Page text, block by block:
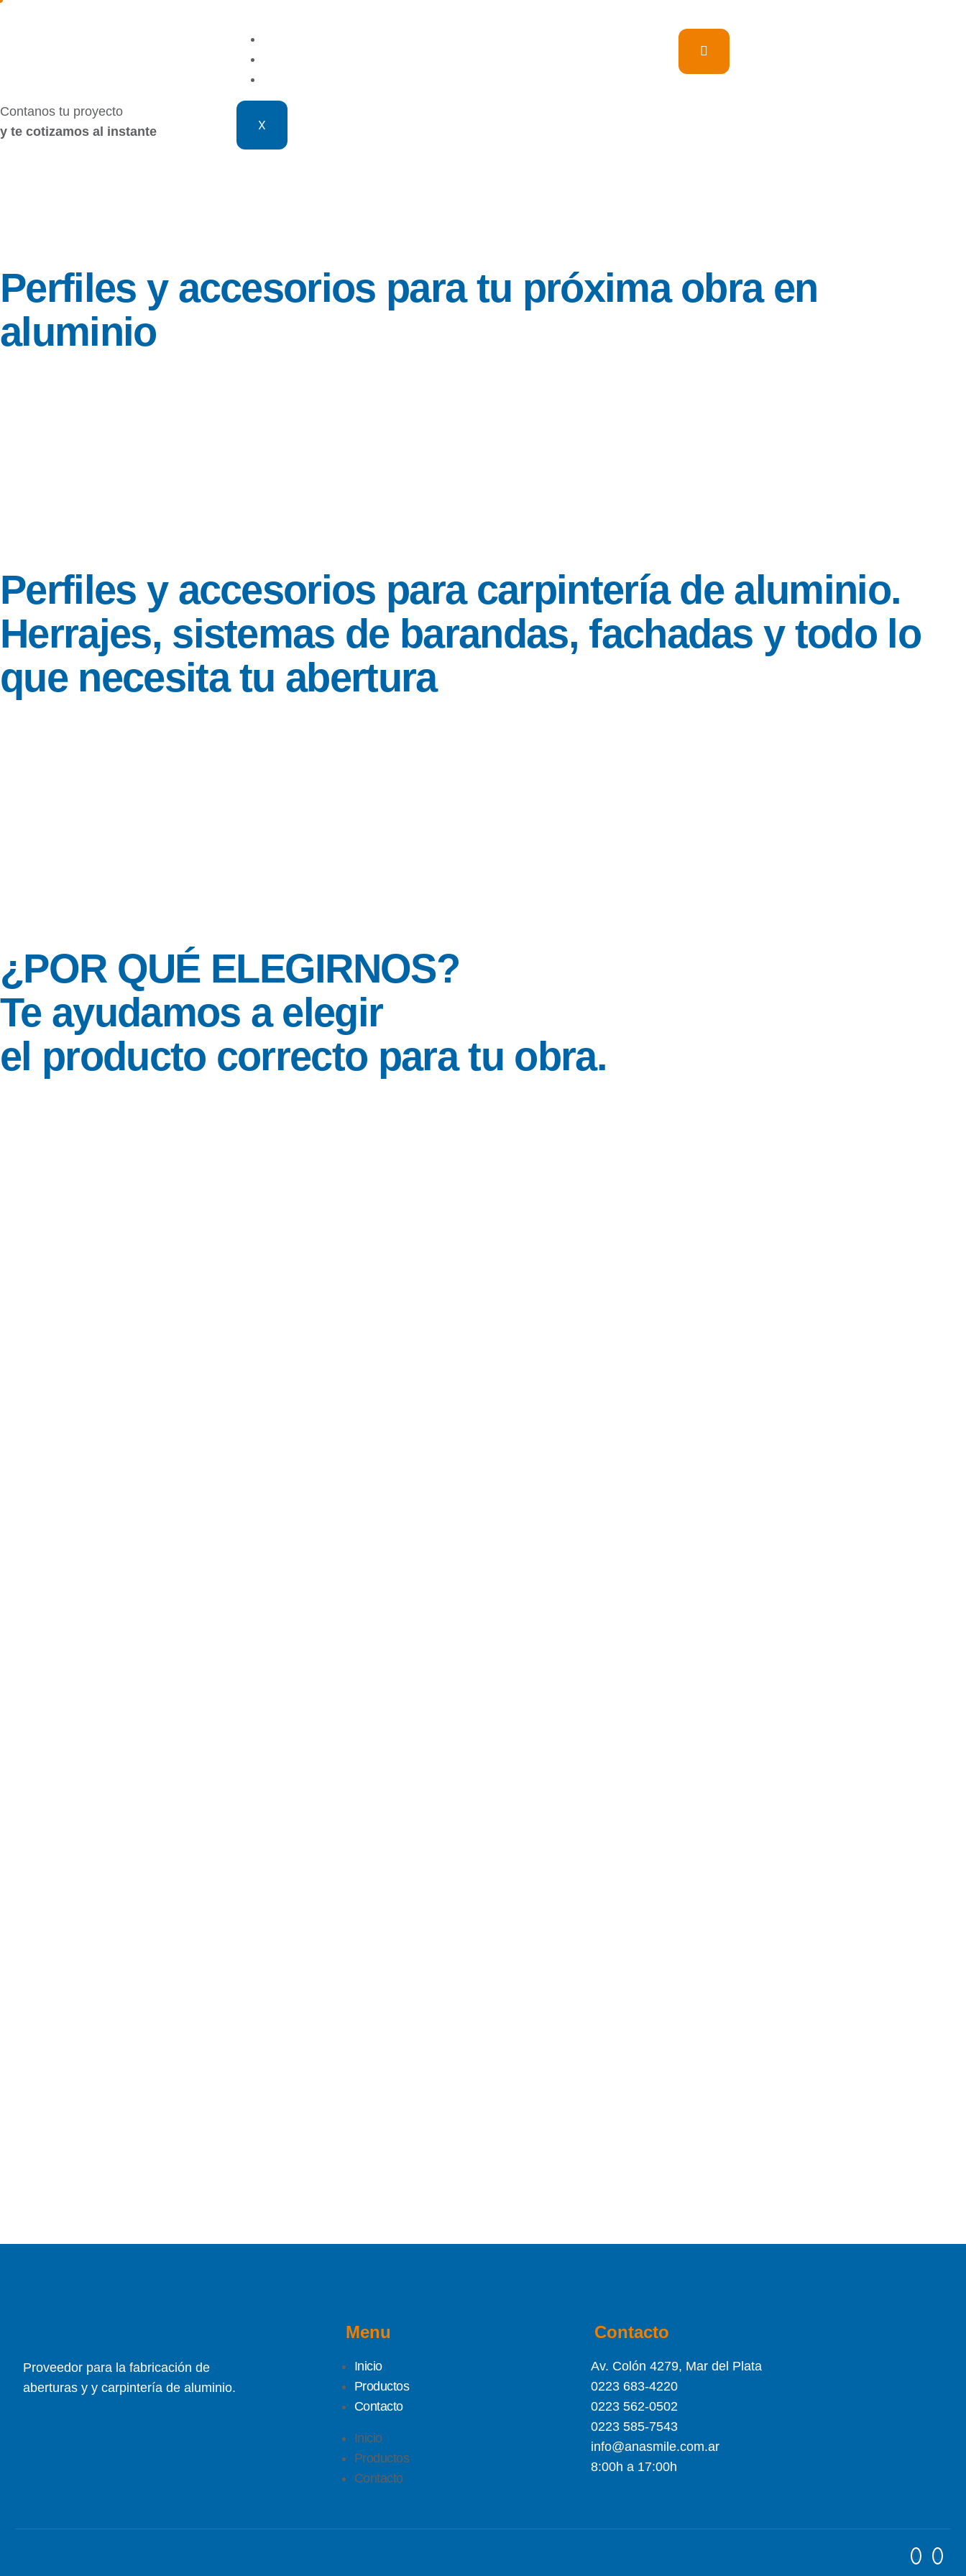
X
Contanos tu proyecto
y te cotizamos al instante
Perfiles y accesorios para tu próxima obra en
aluminio
Perfiles y accesorios para carpintería de aluminio.
Herrajes, sistemas de barandas, fachadas y todo lo
que necesita tu abertura
¿POR QUÉ ELEGIRNOS?
Te ayudamos a elegir
el producto correcto para tu obra.
Proveedor para la fabricación de
aberturas y y carpintería de aluminio.
Menu
Inicio
Productos
Contacto
Inicio
Productos
Contacto
Contacto
Av. Colón 4279, Mar del Plata
0223 683-4220
0223 562-0502
0223 585-7543
info@anasmile.com.ar
8:00h a 17:00h